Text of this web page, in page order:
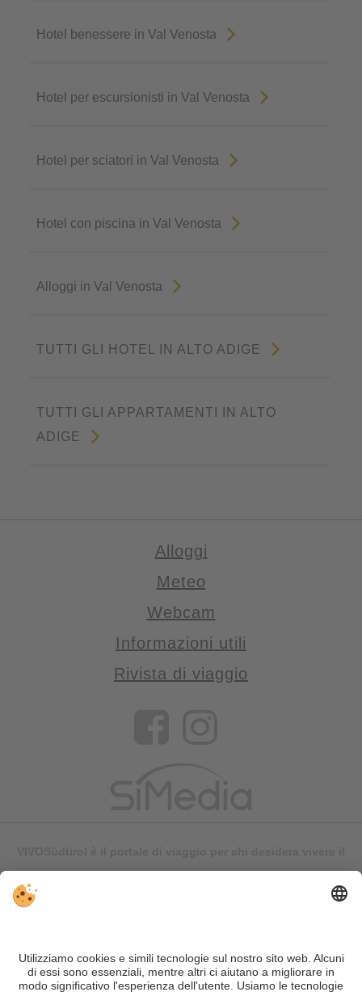
Hotel benessere in Val Venosta
Hotel per escursionisti in Val Venosta
Hotel per sciatori in Val Venosta
Hotel con piscina in Val Venosta
Alloggi in Val Venosta
TUTTI GLI HOTEL IN ALTO ADIGE
TUTTI GLI APPARTAMENTI IN ALTO
ADIGE
Alloggi
Meteo
Webcam
Informazioni utili
Rivista di viaggio
contenuti, si possono verificare errori. Non garantiamo la